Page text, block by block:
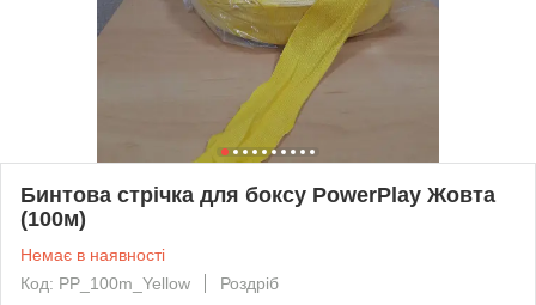
Бинтова стрічка для боксу PowerPlay Жовта
(100м)
Немає в наявності
Код: PP_100m_Yellow
Роздріб